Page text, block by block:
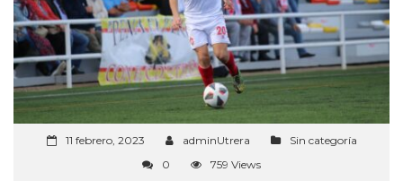
11 febrero, 2023 adminUtrera
Sin categoría
0
759 Views